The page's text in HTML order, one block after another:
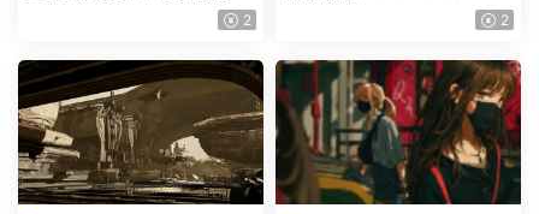
2025年結課C4D+OC【畫質高
2
超級修煉指南【畫質高清有部2